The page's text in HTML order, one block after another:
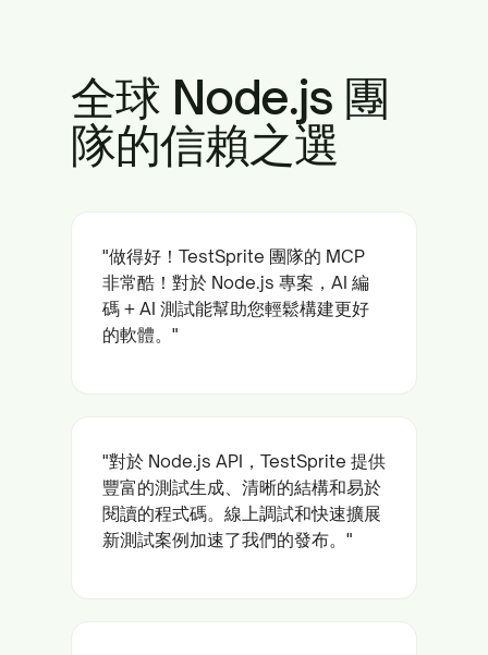
全球 Node.js 團
隊的信賴之選
"做得好！TestSprite 團隊的 MCP
非常酷！對於 Node.js 專案，AI 編
碼 + AI 測試能幫助您輕鬆構建更好
的軟體。"
"對於 Node.js API，TestSprite 提供
豐富的測試生成、清晰的結構和易於
閱讀的程式碼。線上調試和快速擴展
新測試案例加速了我們的發布。"